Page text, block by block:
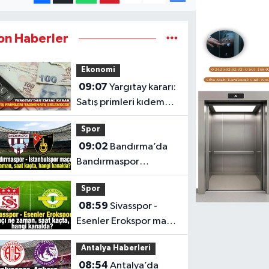
Haberler
Ekonomi
09:07 Yargıtay kararı:
Satış primleri kıdem
tazminatına
eklenecek
Spor
09:02
Bandırmaspor
İstanbulspor maçı saat
kaçta, hangi kanalda?
Spor
08:59 Sivasspor -
Esenler Erokspor maçı
ne zaman, saat kaçta
ve hangi kanalda?
Antalya Haberleri
08:54 Antalya’da